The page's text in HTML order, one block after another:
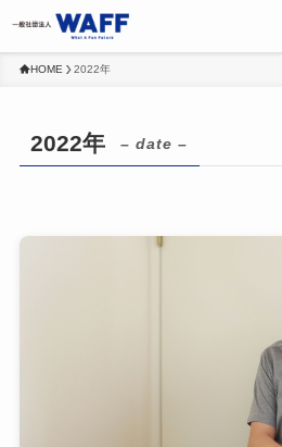
HOME 2022年
2022年 – date –